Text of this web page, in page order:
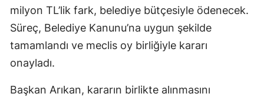
milyon TL’lik fark, belediye bütçesiyle ödenecek.
Süreç, Belediye Kanunu’na uygun şekilde
tamamlandı ve meclis oy birliğiyle kararı
onayladı.
Başkan Arıkan, kararın birlikte alınmasını